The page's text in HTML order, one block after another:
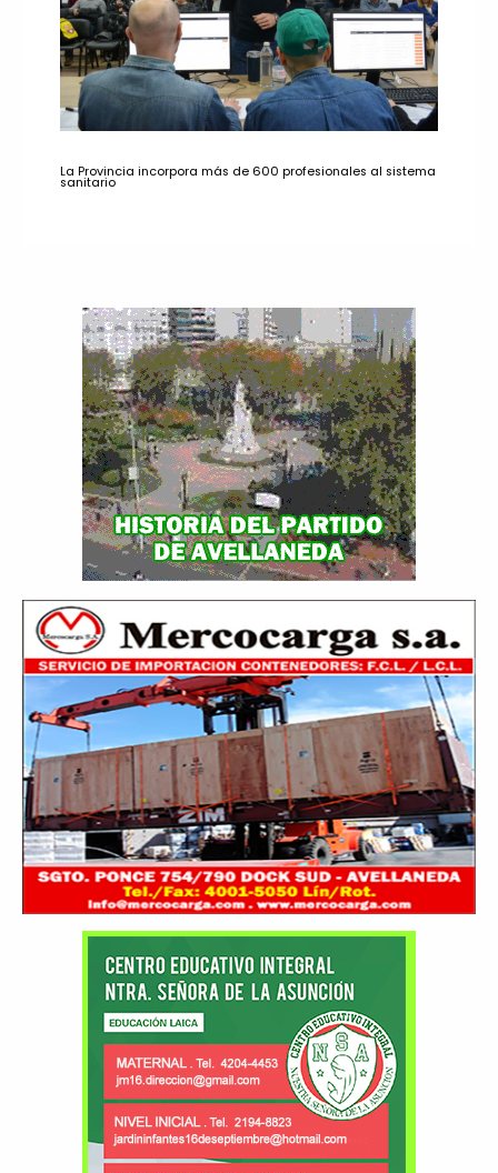
La Provincia incorpora más de 600 profesionales al sistema
sanitario